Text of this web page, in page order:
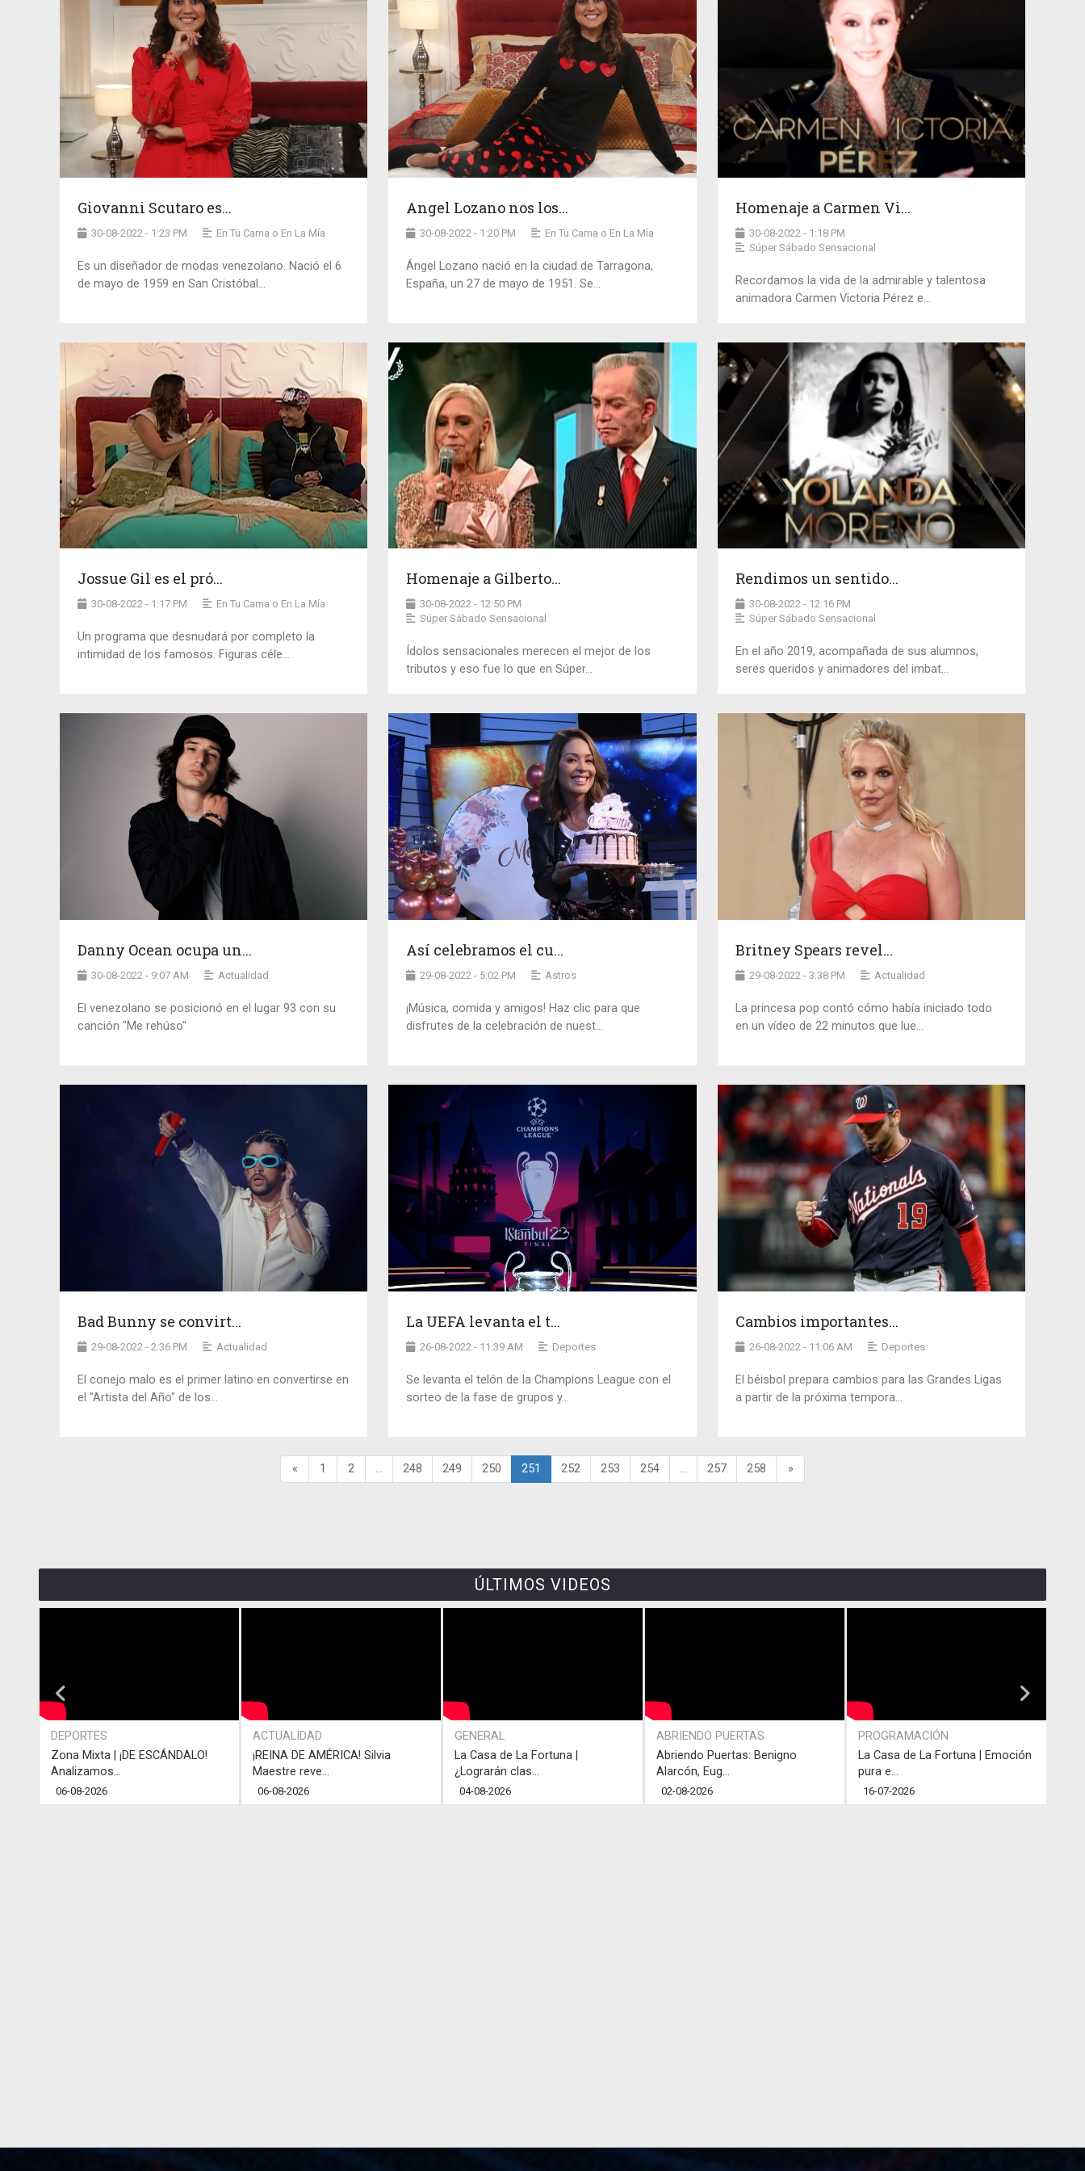
Giovanni Scutaro es...
30-08-2022 - 1:23 PM En Tu Cama o En La Mía
Es un diseñador de modas venezolano. Nació el 6
de mayo de 1959 en San Cristóbal...
Angel Lozano nos los...
30-08-2022 - 1:20 PM En Tu Cama o En La Mía
Ángel Lozano nació en la ciudad de Tarragona,
España, un 27 de mayo de 1951. Se...
Homenaje a Carmen Vi...
30-08-2022 - 1:18 PM
Súper Sábado Sensacional
Recordamos la vida de la admirable y talentosa
animadora Carmen Victoria Pérez e...
Jossue Gil es el pró...
30-08-2022 - 1:17 PM En Tu Cama o En La Mía
Un programa que desnudará por completo la
intimidad de los famosos. Figuras céle...
Homenaje a Gilberto...
30-08-2022 - 12:50 PM
Súper Sábado Sensacional
Ídolos sensacionales merecen el mejor de los
tributos y eso fue lo que en Súper...
Rendimos un sentido...
30-08-2022 - 12:16 PM
Súper Sábado Sensacional
En el año 2019, acompañada de sus alumnos,
seres queridos y animadores del imbat...
Danny Ocean ocupa un...
30-08-2022 - 9:07 AM Actualidad
El venezolano se posicionó en el lugar 93 con su
canción "Me rehúso"
Así celebramos el cu...
29-08-2022 - 5:02 PM Astros
¡Música, comida y amigos! Haz clic para que
disfrutes de la celebración de nuest...
Britney Spears revel...
29-08-2022 - 3:38 PM Actualidad
La princesa pop contó cómo había iniciado todo
en un vídeo de 22 minutos que lue...
Bad Bunny se convirt...
29-08-2022 - 2:36 PM Actualidad
El conejo malo es el primer latino en convertirse en
el "Artista del Año" de los...
La UEFA levanta el t...
26-08-2022 - 11:39 AM Deportes
Se levanta el telón de la Champions League con el
sorteo de la fase de grupos y...
Cambios importantes...
26-08-2022 - 11:06 AM Deportes
El béisbol prepara cambios para las Grandes Ligas
a partir de la próxima tempora...
« 1 2 ... 248 249 250 251 252 253 254 ... 257 258 »
ÚLTIMOS VIDEOS
DEPORTES
Zona Mixta | ¡DE ESCÁNDALO!
Analizamos...
06-08-2026
ACTUALIDAD
¡REINA DE AMÉRICA! Silvia
Maestre reve...
06-08-2026
GENERAL
La Casa de La Fortuna |
¿Lograrán clas...
04-08-2026
ABRIENDO PUERTAS
Abriendo Puertas: Benigno
Alarcón, Eug...
02-08-2026
PROGRAMACIÓN
La Casa de La Fortuna | Emoción
pura e...
16-07-2026